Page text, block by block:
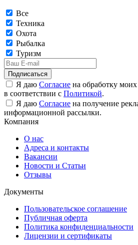
Все
Техника
Охота
Рыбалка
Туризм
Подписаться
Я даю Согласие на обработку
в соответствии с Политикой.
Я даю Согласие на получение
информационной рассылки.
Компания
О нас
Адреса и контакты
Вакансии
Новости и Статьи
Отзывы
Документы
Пользовательское соглашение
Публичная оферта
Политика конфиденциальности
Лицензии и сертификаты